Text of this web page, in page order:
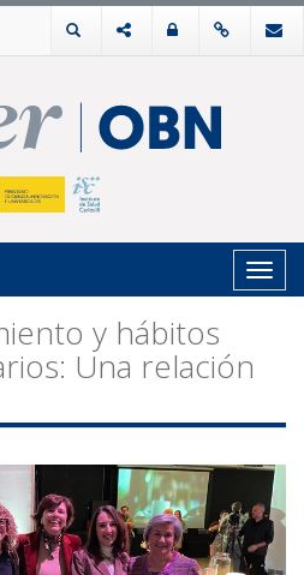
y hábitos
Una relación